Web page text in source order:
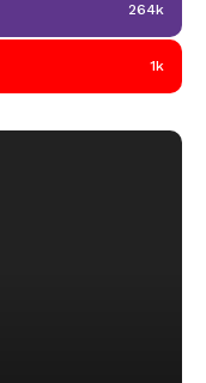
264k
1k